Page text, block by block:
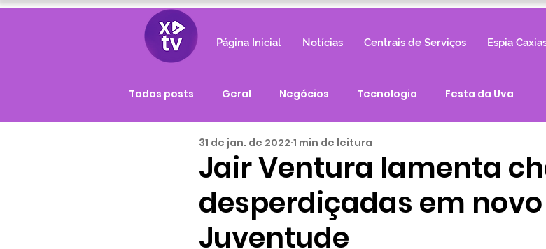
Página Inicial Notícias Centrais de Serviços Espia
Todos posts Geral Negócios Tecnologia Festa da Uva
Jair Ventura lamenta
desperdiçadas em
Juventude
31 de jan. de 2022 1 min de leitura